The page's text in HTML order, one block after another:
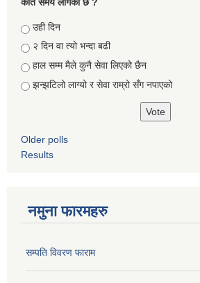
Choices
उही दिन
२ दिन वा त्यो भन्दा बढी
हाल सम्म मैले कुनै सेवा लिएको छैन
झन्झटिलो लाग्यो र सेवा राम्रो सँग नपाएको
Older polls
Results
नमुना फारमहरु
सम्पति विवरण फाराम